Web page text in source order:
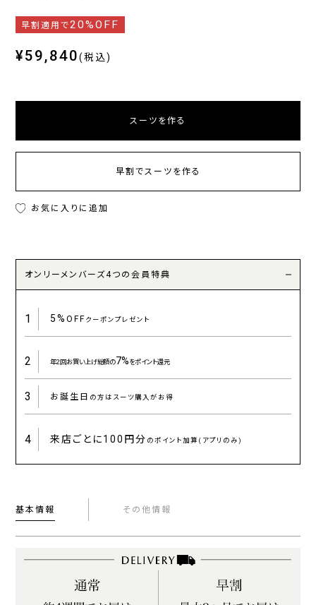
早割適用で20%OFF
¥59,840(税込)
スーツを作る
早割でスーツを作る
お気に入りに追加
オンリーメンバーズ4つの会員特典
1 5%OFFクーポンプレゼント
2 年2回お買い上げ総額の7%をポイント還元
3 お誕生日 の方はスーツ購入がお得
4 来店ごとに100円分 のポイント加算(アプリのみ)
基本情報 その他情報